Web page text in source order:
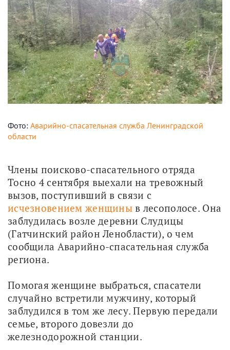
Фото: Аварийно-спасательная служба Ленинградской
области
Члены поисково-спасательного отряда
Тосно 4 сентября выехали на тревожный
исчезновением женщины в лесополосе. Она
заблудилась возле деревни Слудицы
(Гатчинский район Ленобласти), о чем
сообщила Аварийно-спасательная служба
региона.
Помогая женщине выбраться, спасатели
случайно встретили мужчину, который
заблудился в том же лесу. Первую передали
семье, второго довезли до
железнодорожной станции.